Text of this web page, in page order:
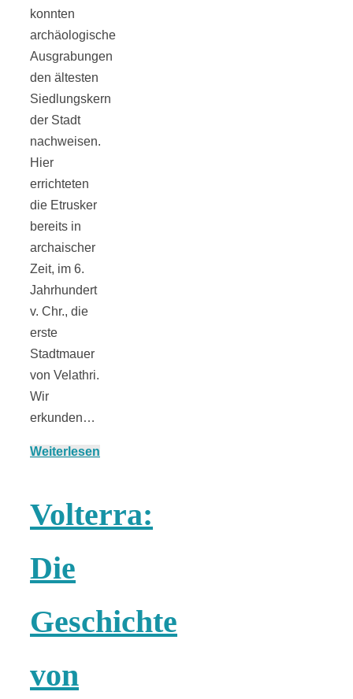
konnten
archäologische
Ausgrabungen
den ältesten
Siedlungskern
der Stadt
nachweisen.
Hier
errichteten
die Etrusker
bereits in
archaischer
Zeit, im 6.
Jahrhundert
v. Chr., die
erste
Stadtmauer
von Velathri.
Wir
erkunden…
Weiterlesen
Volterra:
Die
Geschichte
von